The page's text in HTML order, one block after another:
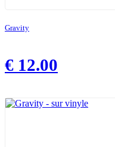
Gravity
€ 12.00